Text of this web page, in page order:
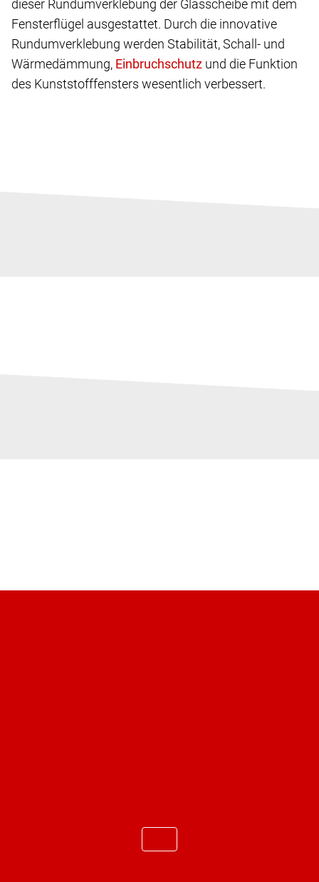
dieser Rundumverklebung der Glasscheibe mit dem
Fensterflügel ausgestattet. Durch die innovative
Rundumverklebung werden Stabilität, Schall- und
Wärmedämmung,
und die Funktion
des Kunststofffensters wesentlich verbessert.